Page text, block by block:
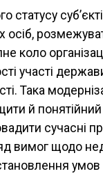
осіб,
коло
участі
Така
й понятійний
сучасні
вимог щодо
умов